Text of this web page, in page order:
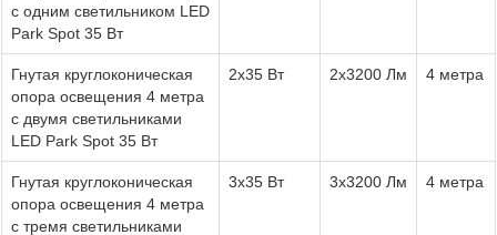
с одним светильником LED
Park Spot 35 Вт
Гнутая круглоконическая
опора освещения 4 метра
с двумя светильниками
LED Park Spot 35 Вт
2x35 Вт 2x3200 Лм 4 метра
Гнутая круглоконическая
опора освещения 4 метра
с тремя светильниками
3x35 Вт 3x3200 Лм 4 метра